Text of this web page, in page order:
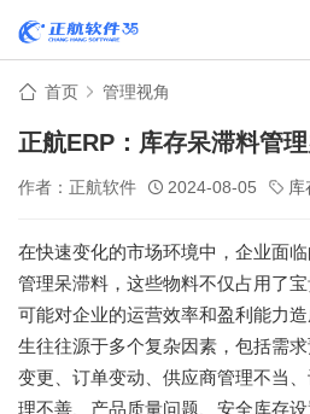
首页 管理视角
正航ERP：库存呆滞料管
作者：正航软件 2024-08-05 库
在快速变化的市场环境中，企业面
管理呆滞料，这些物料不仅占用了
可能对企业的运营效率和盈利能力
生往往源于多个复杂因素，包括需
变更、订单变动、供应商管理不当
理不善、产品质量问题、安全库存